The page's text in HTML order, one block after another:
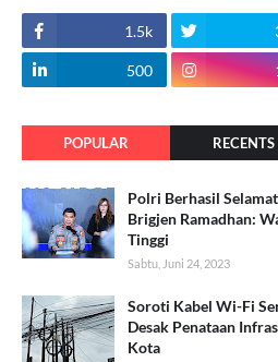
1.5k
500
POPULAR RECENTS
Polri Berhasil
Brigjen Ramadhan:
Tinggi
Sabtu, Juni 24, 2023
Soroti Kabel Wi-Fi
Desak Penataan
Kota